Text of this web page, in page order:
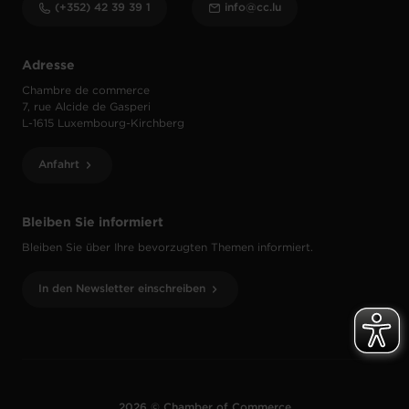
Bleiben Sie informiert
Bleiben Sie über Ihre bevorzugten Themen informiert.
In den Newsletter einschreiben
Adresse
Chambre de commerce
7, rue Alcide de Gasperi
L-1615 Luxembourg-Kirchberg
Anfahrt
(+352) 42 39 39 1 info@cc.lu